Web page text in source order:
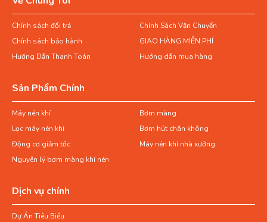
Chính sách đổi trả
Chính Sách Vận Chuyển
Chính sách bảo hành
GIAO HÀNG MIỄN PHÍ
Hướng Dẫn Thanh Toán
Hướng dẫn mua hàng
Sản Phẩm Chính
Máy nén khí
Bơm màng
Lọc máy nén khí
Bơm hút chân không
Động cơ giảm tốc
Máy nén khí nhà xưởng
Nguyên lý bơm màng khí nén
Dịch vụ chính
Dự Án Tiêu Biểu